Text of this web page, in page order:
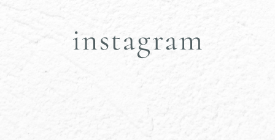
トリートメント後に体が重
くなる方｜アーユルヴェー